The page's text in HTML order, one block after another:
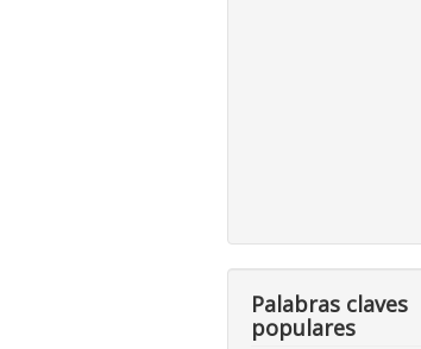
Palabras claves
populares